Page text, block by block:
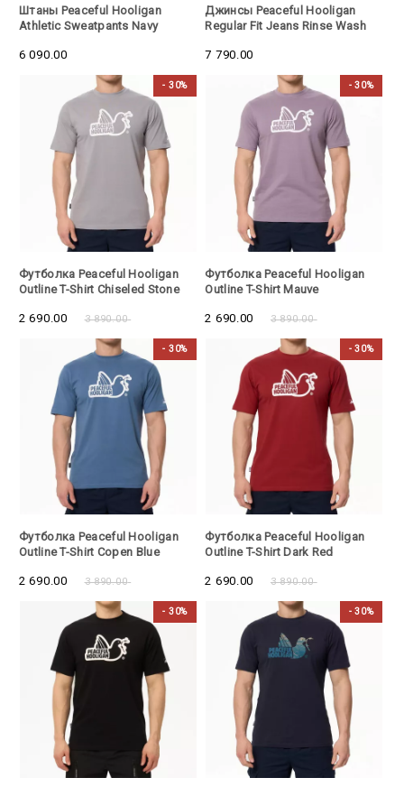
Штаны Peaceful Hooligan
Athletic Sweatpants Navy
6 090.00
Джинсы Peaceful Hooligan
Regular Fit Jeans Rinse Wash
7 790.00
- 30%
Футболка Peaceful Hooligan
Outline T-Shirt Chiseled Stone
3 890.00
2 690.00
- 30%
Футболка Peaceful Hooligan
Outline T-Shirt Mauve
3 890.00
2 690.00
- 30%
Футболка Peaceful Hooligan
Outline T-Shirt Copen Blue
3 890.00
2 690.00
- 30%
Футболка Peaceful Hooligan
Outline T-Shirt Dark Red
3 890.00
2 690.00
- 30% - 30%